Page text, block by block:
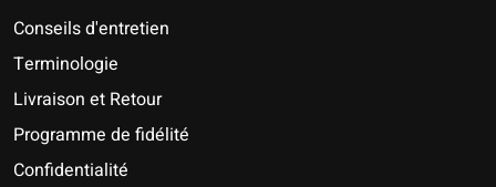
Conseils d'entretien
Terminologie
Livraison et Retour
Programme de fidélité
Confidentialité